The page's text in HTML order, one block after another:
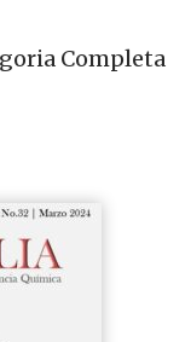
Completa